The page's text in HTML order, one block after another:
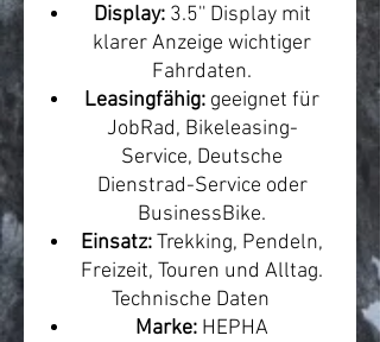
Display:3.5'' Display mit
klarer Anzeige wichtiger
Fahrdaten.
Leasingfähig: geeignet für
JobRad, Bikeleasing-
Service, Deutsche
Dienstrad-Service oder
BusinessBike.
Einsatz:Trekking, Pendeln,
Freizeit, Touren und Alltag.
Technische Daten
Marke: HEPHA